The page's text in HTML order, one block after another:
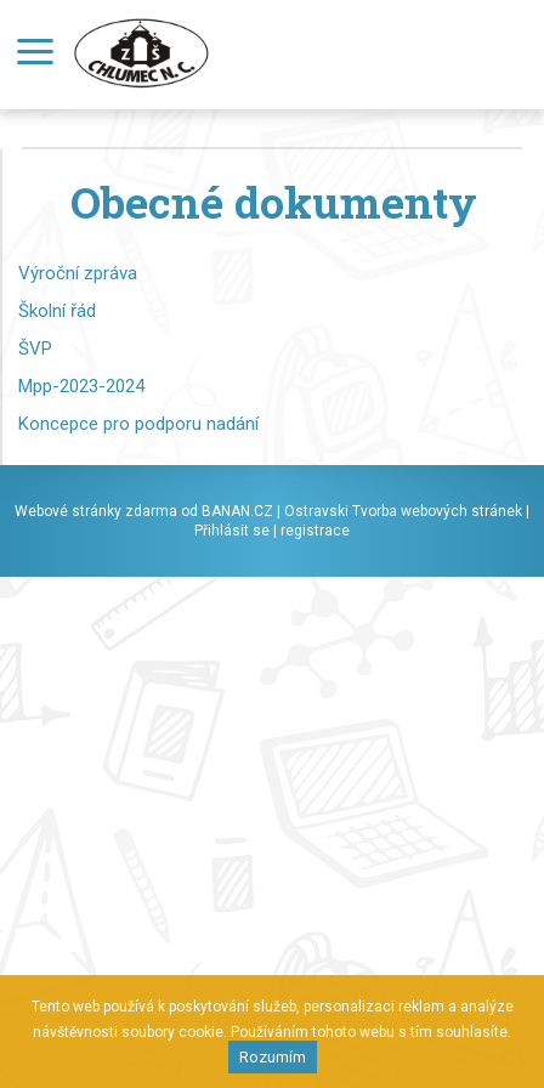
Obecné dokumenty
Výroční zpráva
Školní řád
ŠVP
Mpp-2023-2024
Koncepce pro podporu nadání
Webové stránky zdarma od BANAN.CZ Ostravski Tvorba webových stránek
Přihlásit se
registrace
Tento web používá k poskytování služeb, personalizaci reklam a analýze
návštěvnosti soubory cookie. Používáním tohoto webu s tím souhlasíte.
Rozumím